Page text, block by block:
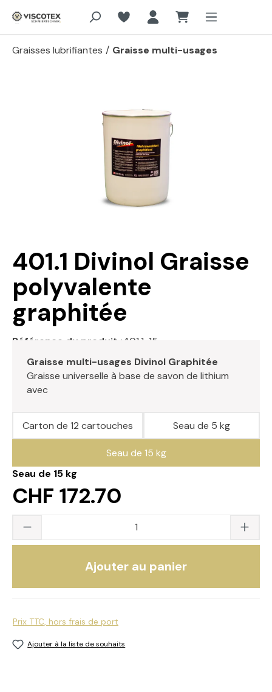
Aller au contenu principal
Graisses lubrifiantes / Graisse multi-usages
401.1 Divinol Graisse
polyvalente
graphitée
Référence du produit : 401.1-15
Graisse multi-usages Divinol Graphitée
Graisse universelle à base de savon de lithium
avec
Seau de 15 kg
CHF 172.70
Carton de 12 cartouches Seau de 5 kg
Seau de 15 kg
Quantité du produit : saisissez la valeur
Ajouter au panier
Prix TTC, hors frais de port
Ajouter à la liste de souhaits